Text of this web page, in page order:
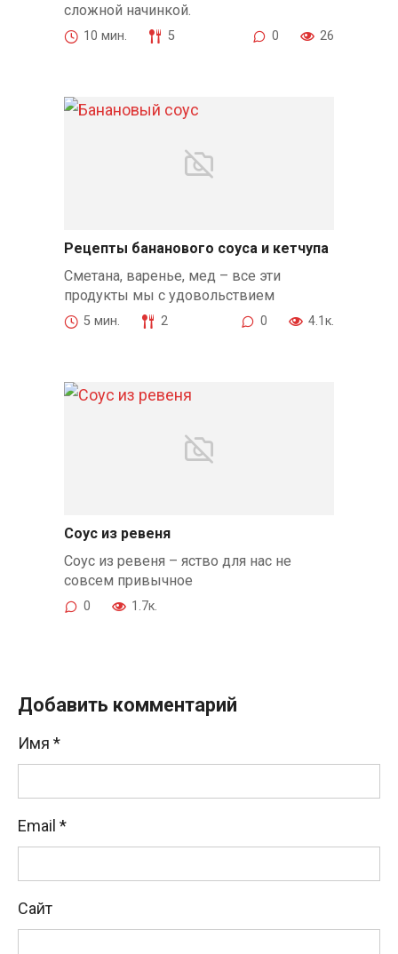
сложной начинкой.
10 мин. 5 0 26
Рецепты бананового соуса и кетчупа
Сметана, варенье, мед – все эти
продукты мы с удовольствием
5 мин. 2 0 4.1к.
Соус из ревеня
Соус из ревеня – яство для нас не
совсем привычное
0 1.7к.
Добавить комментарий
Имя *
Email *
Сайт